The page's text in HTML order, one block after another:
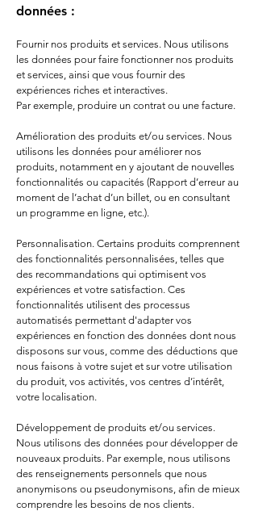
données :
Fournir nos produits et services. Nous utilisons
les données pour faire fonctionner nos produits
et services, ainsi que vous fournir des
expériences riches et interactives.
Par exemple, produire un contrat ou une facture.
Amélioration des produits et/ou services. Nous
utilisons les données pour améliorer nos
produits, notamment en y ajoutant de nouvelles
fonctionnalités ou capacités (Rapport d’erreur au
moment de l’achat d’un billet, ou en consultant
un programme en ligne, etc.).
Personnalisation. Certains produits comprennent
des fonctionnalités personnalisées, telles que
des recommandations qui optimisent vos
expériences et votre satisfaction. Ces
fonctionnalités utilisent des processus
automatisés permettant d'adapter vos
expériences en fonction des données dont nous
disposons sur vous, comme des déductions que
nous faisons à votre sujet et sur votre utilisation
du produit, vos activités, vos centres d’intérêt,
votre localisation.
Développement de produits et/ou services.
Nous utilisons des données pour développer de
nouveaux produits. Par exemple, nous utilisons
des renseignements personnels que nous
anonymisons ou pseudonymisons, afin de mieux
comprendre les besoins de nos clients.